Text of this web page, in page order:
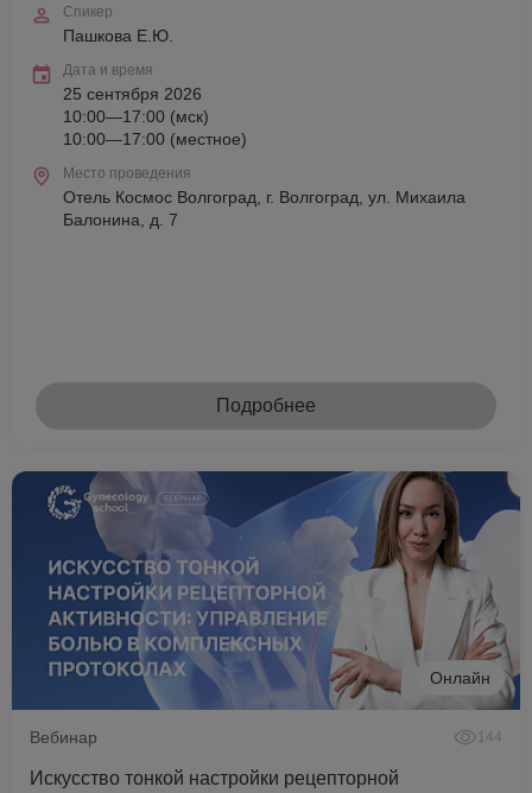
Спикер
Пашкова Е.Ю.
Дата и время
25 сентября 2026
10:00—17:00 (мск)
10:00—17:00 (местное)
Место проведения
Отель Космос Волгоград, г. Волгоград, ул. Михаила
Балонина, д. 7
Подробнее
Онлайн
Вебинар 144
Искусство тонкой настройки рецепторной